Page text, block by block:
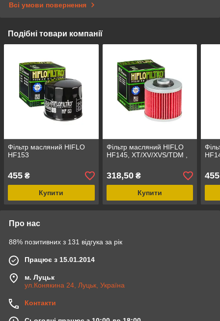
Всі умови повернення
Подібні товари компанії
Фільтр масляний HIFLO
HF153
455 ₴
Купити
Фільтр масляний HIFLO
HF145, XT/XV/XVS/TDM ,
318,50₴
Купити
455
Про нас
88% позитивних з 131 відгука за рік
Працює з 15.01.2014
м. Луцьк
ул.Конякина 24, Луцьк, Україна
Контакти